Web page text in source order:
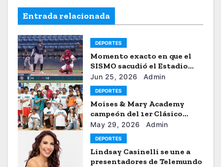
Entrada relacionada
DEPORTES
Momento exacto en que el
SISMO sacudió el Estadio
Universitario de Caracas
Jun 25, 2026 Admin
DEPORTES
Moises & Mary Academy
campeón del 1er Clásico
Internacional Ercilio-Tony-
Astacio de la HBA
May 29, 2026 Admin
DEPORTES
Lindsay Casinelli se une a
presentadores de Telemundo